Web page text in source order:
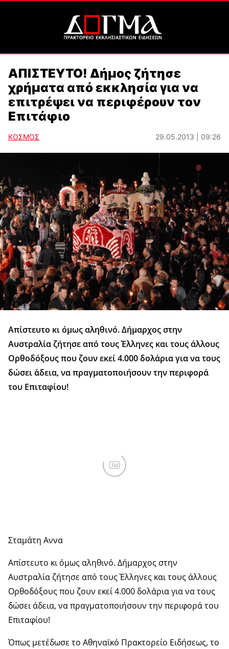
ΑΠΙΣΤΕΥΤΟ! Δήμος ζήτησε
χρήματα από εκκλησία για να
επιτρέψει να περιφέρουν τον
Επιτάφιο
ΚΟΣΜΟΣ 29.05.2013 | 09:26
Απίστευτο κι όμως αληθινό. Δήμαρχος στην
Αυστραλία ζήτησε από τους Έλληνες και τους άλλους
Ορθοδόξους που ζουν εκεί 4.000 δολάρια για να τους
δώσει άδεια, να πραγματοποιήσουν την περιφορά
του Επιταφίου!
Ad
Σταμάτη Αννα
Απίστευτο κι όμως αληθινό. Δήμαρχος στην
Αυστραλία ζήτησε από τους Έλληνες και τους άλλους
Ορθοδόξους που ζουν εκεί 4.000 δολάρια για να τους
δώσει άδεια, να πραγματοποιήσουν την περιφορά του
Επιταφίου!
Όπως μετέδωσε το Αθηναϊκό Πρακτορείο Ειδήσεως, το